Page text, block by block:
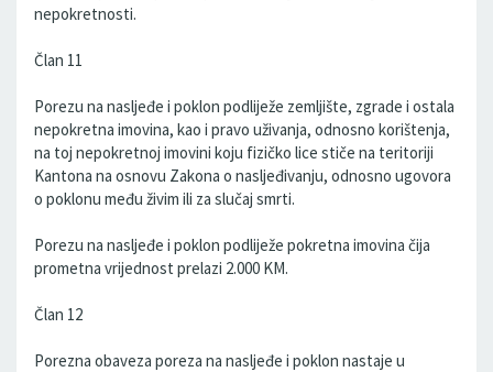
nepokretnosti.
Član 11
Porezu na nasljeđe i poklon podliježe zemljište, zgrade i ostala
nepokretna imovina, kao i pravo uživanja, odnosno korištenja,
na toj nepokretnoj imovini koju fizičko lice stiče na teritoriji
Kantona na osnovu Zakona o nasljeđivanju, odnosno ugovora
o poklonu među živim ili za slučaj smrti.
Porezu na nasljeđe i poklon podliježe pokretna imovina čija
prometna vrijednost prelazi 2.000 KM.
Član 12
Porezna obaveza poreza na nasljeđe i poklon nastaje u